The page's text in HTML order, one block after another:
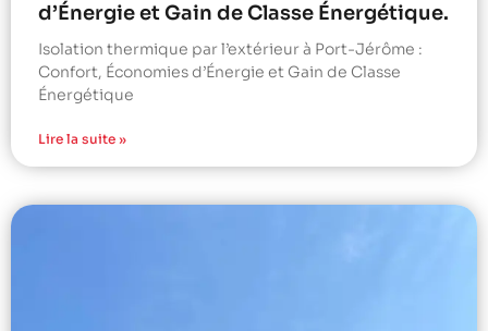
d’Énergie et Gain de Classe Énergétique.
Isolation thermique par l’extérieur à Port-Jérôme :
Confort, Économies d’Énergie et Gain de Classe
Énergétique
Lire la suite »